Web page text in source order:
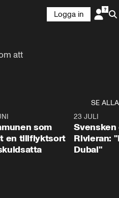
Logga in
att
SE ALLA
1:24
som
en tillflyktsort
23 JULI
Svensken
Rivieran:
Dubai"